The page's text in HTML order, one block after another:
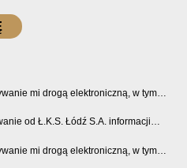
mi drogą elektroniczną, w tym
oraz informacji o zniżkach,
karnetach, ofercie sklepu U2
i innych produktach oraz
Łódź S.A.
od Ł.K.S. Łódź S.A. informacji
spółki, ofert, wydarzeń i
SMS oraz połączeń
mi drogą elektroniczną, w tym
i marketingowych o